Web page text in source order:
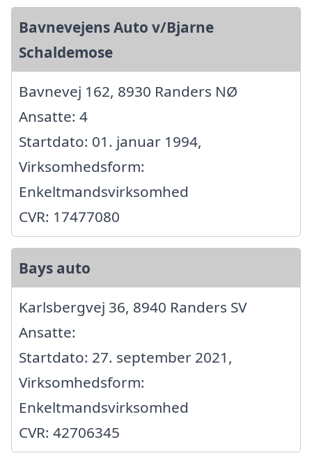
Bavnevejens Auto v/Bjarne
Schaldemose
Bavnevej 162, 8930 Randers NØ
Ansatte: 4
Startdato: 01. januar 1994,
Virksomhedsform:
Enkeltmandsvirksomhed
CVR: 17477080
Bays auto
Karlsbergvej 36, 8940 Randers SV
Ansatte:
Startdato: 27. september 2021,
Virksomhedsform:
Enkeltmandsvirksomhed
CVR: 42706345